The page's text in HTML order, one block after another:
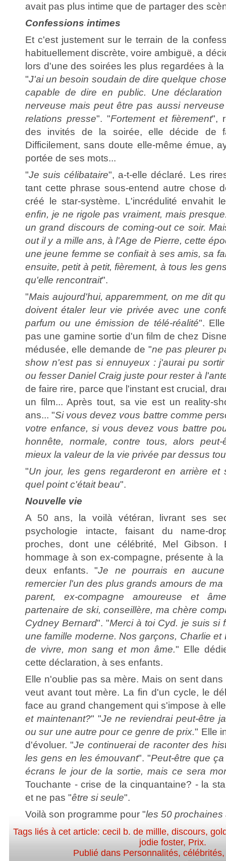
avait pas plus intime que de partager des
Confessions intimes
Et c'est justement sur le terrain de la
habituellement discrète, voire ambiguë, a
lors d'une des soirées les plus regardées à
"J'ai un besoin soudain de dire quelque
capable de dire en public. Une
nerveuse mais peut être pas aussi
relations presse". "Fortement et fièrement",
des invités de la soirée, elle décide de
Difficilement, sans doute elle-même émue,
portée de ses mots...
"Je suis célibataire", a-t-elle déclaré. Les
tant cette phrase sous-entend autre chose
créé le star-système. L'incrédulité envahit
enfin, je ne rigole pas vraiment, mais
un grand discours de coming-out ce soir.
out il y a mille ans, à l'Age de Pierre, cette
une jeune femme se confiait à ses amis, sa
ensuite, petit à petit, fièrement, à tous les
qu'elle rencontrait".
"Mais aujourd'hui, apparemment, on me dit
doivent étaler leur vie privée avec une
parfum ou une émission de télé-réalité".
pas une gamine sortie d'un film de chez
médusée, elle demande de "ne pas pleurer
show n'est pas si ennuyeux : j'aurai pu
ou fesser Daniel Craig juste pour rester à
de faire rire, parce que l'instant est crucial,
un film... Après tout, sa vie est un reality-
ans... "Si vous devez vous battre comme
votre enfance, si vous devez vous battre
honnête, normale, contre tous, alors
mieux la valeur de la vie privée par dessus
"Un jour, les gens regarderont en arrière et
quel point c'était beau".
Nouvelle vie
A 50 ans, la voilà vétéran, livrant ses
psychologie intacte, faisant du name-
proches, dont une célébrité, Mel Gibson.
hommage à son ex-compagne, présente à
deux enfants. "Je ne pourrais en
remercier l'un des plus grands amours de
parent, ex-compagne amoureuse et
partenaire de ski, conseillère, ma chère
Cydney Bernard". "Merci à toi Cyd. je suis si
une famille moderne. Nos garçons, Charlie et
de vivre, mon sang et mon âme." Elle
cette déclaration, à ses enfants.
Elle n'oublie pas sa mère. Mais on sent
veut avant tout mère. La fin d'un cycle, le
face au grand changement qui s'impose à
et maintenant?" "Je ne reviendrai peut-être
ou sur une autre pour ce genre de prix." Elle
d'évoluer. "Je continuerai de raconter des
les gens en les émouvant". "Peut-être que
écrans le jour de la sortie, mais ce sera
Touchante - crise de la cinquantaine? - la
et ne pas "être si seule".
Voilà son programme pour "les 50 prochaines
Tags liés à cet article: cecil b. de millle, discours,
jodie foster, Prix.
Publié dans Personnalités,